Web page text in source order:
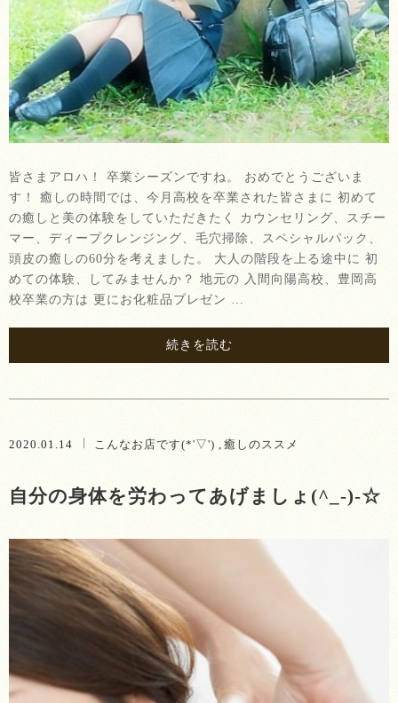
皆さまアロハ！ 卒業シーズンですね。 おめでとうございま
す！ 癒しの時間では、今月高校を卒業された皆さまに 初めて
の癒しと美の体験をしていただきたく カウンセリング、スチー
マー、ディープクレンジング、毛穴掃除、スペシャルパック、
頭皮の癒しの60分を考えました。 大人の階段を上る途中に 初
めての体験、してみませんか？ 地元の 入間向陽高校、豊岡高
校卒業の方は 更にお化粧品プレゼン …
続きを読む
2020.01.14 こんなお店です(*'▽') 癒しのススメ
自分の身体を労わってあげましょ(^_-)-☆